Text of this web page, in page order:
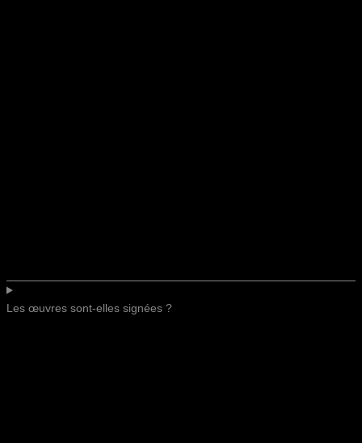
Les œuvres sont-elles signées ?